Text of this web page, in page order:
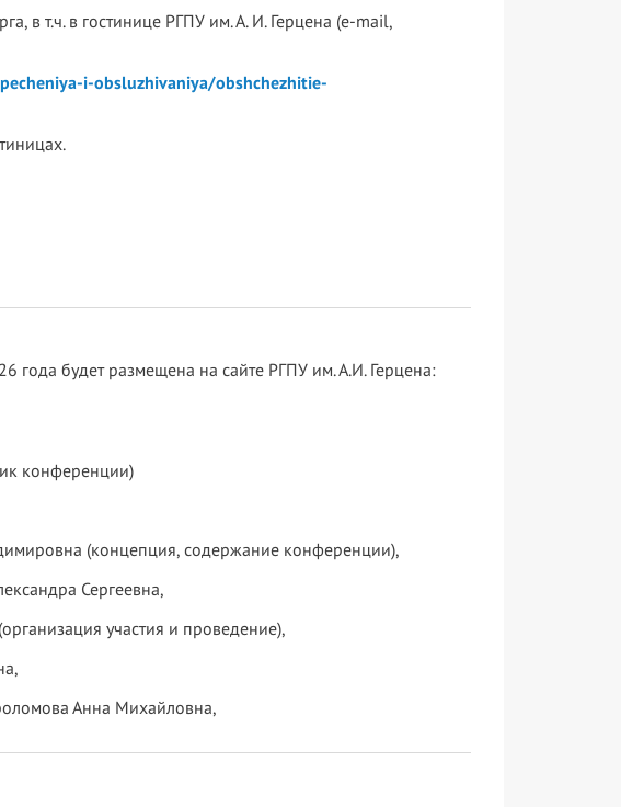
в т.ч. в гостинице РГПУ им. А. И. Герцена (e-mail,
i-obsluzhivaniya/obshchezhitie-
будет размещена на сайте РГПУ им. А.И. Герцена:
конференции)
(концепция, содержание конференции),
Сергеевна,
участия и проведение),
Анна Михайловна,